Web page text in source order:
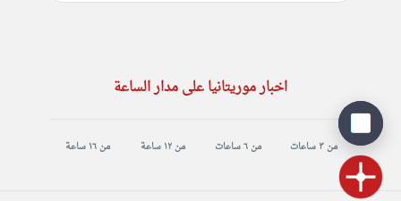
اخبار موريتانيا على مدار الساعة
من ٣ ساعات من ٦ ساعات من ١٢ ساعة من ١٦ ساعة